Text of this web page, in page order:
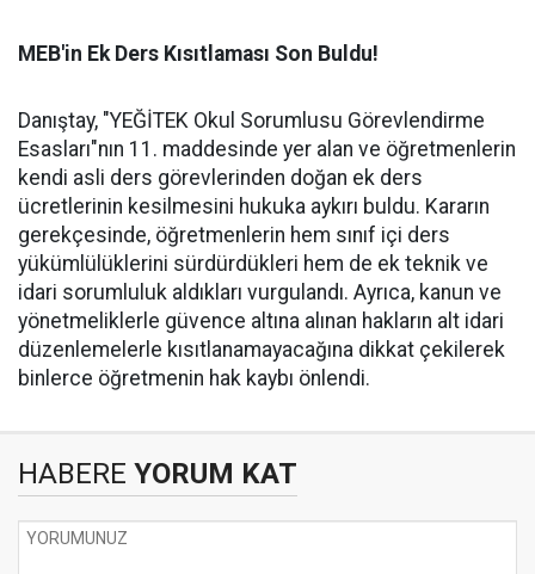
MEB'in Ek Ders Kısıtlaması Son Buldu!
Danıştay, "YEĞİTEK Okul Sorumlusu Görevlendirme
Esasları"nın 11. maddesinde yer alan ve öğretmenlerin
kendi asli ders görevlerinden doğan ek ders
ücretlerinin kesilmesini hukuka aykırı buldu. Kararın
gerekçesinde, öğretmenlerin hem sınıf içi ders
yükümlülüklerini sürdürdükleri hem de ek teknik ve
idari sorumluluk aldıkları vurgulandı. Ayrıca, kanun ve
yönetmeliklerle güvence altına alınan hakların alt idari
düzenlemelerle kısıtlanamayacağına dikkat çekilerek
binlerce öğretmenin hak kaybı önlendi.
HABERE YORUM KAT